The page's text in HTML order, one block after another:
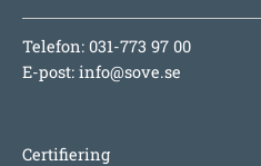
Telefon: 031-773 97 00
E-post: info@sove.se
Certifiering